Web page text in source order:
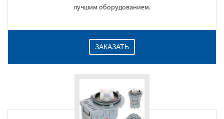
лучшим оборудованием.
ЗАКАЗАТЬ